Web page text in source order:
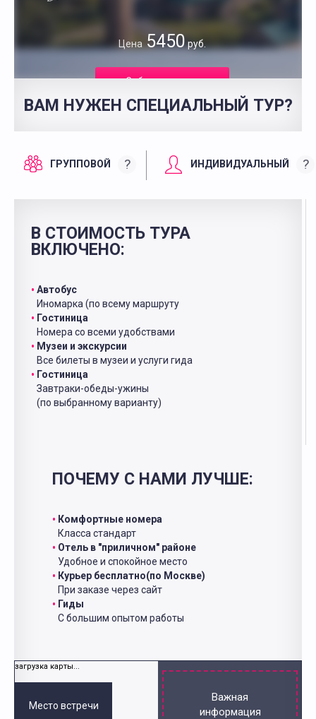
Цена 5450руб.
Забронировать
ВАМ НУЖЕН СПЕЦИАЛЬНЫЙ ТУР?
ГРУППОВОЙ ? ИНДИВИДУАЛЬНЫЙ ?
В СТОИМОСТЬ ТУРА
ВКЛЮЧЕНО:
Автобус
Иномарка (по всему маршруту
Гостиница
Номера со всеми удобствами
Музеи и экскурсии
Все билеты в музеи и услуги гида
Гостиница
Завтраки-обеды-ужины
(по выбранному варианту)
ПОЧЕМУ С НАМИ ЛУЧШЕ:
Комфортные номера
Класса стандарт
Отель в "приличном" районе
Удобное и спокойное место
Курьер бесплатно(по Москве)
При заказе через сайт
Гиды
С большим опытом работы
загрузка карты...
Место встречи
Важная
информация